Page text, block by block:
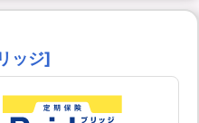
ッジ]